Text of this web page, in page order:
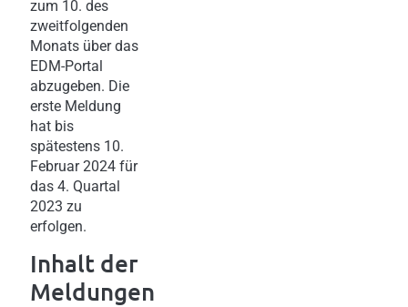
zum 10. des
zweitfolgenden
Monats über das
EDM-Portal
abzugeben. Die
erste Meldung
hat bis
spätestens 10.
Februar 2024 für
das 4. Quartal
2023 zu
erfolgen.
Inhalt der
Meldungen